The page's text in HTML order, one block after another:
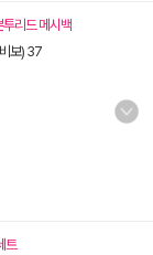
리드 메시백
보) 37
트